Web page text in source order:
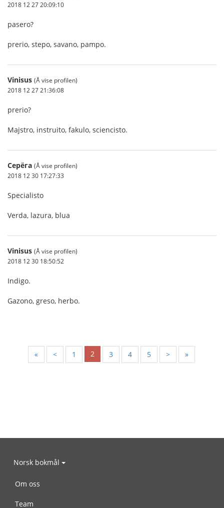
2018 12 27 20:09:10
pasero?
prerio, stepo, savano, pampo.
Vinisus (Å vise profilen)
2018 12 27 21:36:08
prerio?
Majstro, instruito, fakulo, sciencisto.
Серёга (Å vise profilen)
2018 12 30 17:27:33
Specialisto
Verda, lazura, blua
Vinisus (Å vise profilen)
2018 12 30 18:50:52
Indigo.
Gazono, greso, herbo.
« < 1 2 3 4 5 > »
Norsk bokmål
Om oss
Team